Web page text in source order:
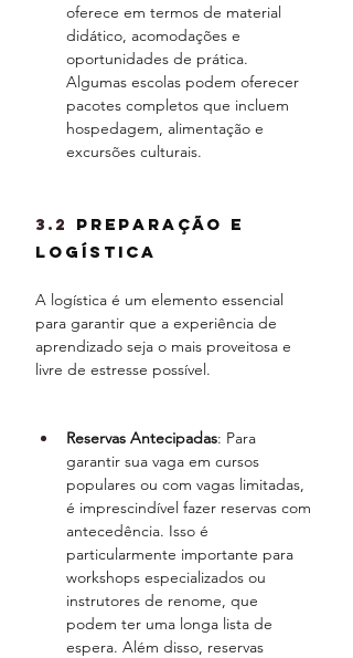
oferece em termos de material
didático, acomodações e
oportunidades de prática.
Algumas escolas podem oferecer
pacotes completos que incluem
hospedagem, alimentação e
excursões culturais.
3.2 Preparação e
Logística
A logística é um elemento essencial
para garantir que a experiência de
aprendizado seja o mais proveitosa e
livre de estresse possível.
Reservas Antecipadas: Para
garantir sua vaga em cursos
populares ou com vagas limitadas,
é imprescindível fazer reservas com
antecedência. Isso é
particularmente importante para
workshops especializados ou
instrutores de renome, que
podem ter uma longa lista de
espera. Além disso, reservas